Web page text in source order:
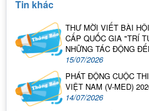
Tin khác
THƯ MỜI VIẾT BÀI
CẤP QUỐC GIA "TRÍ
NHỮNG TÁC ĐỘNG
15/07/2026
PHÁT ĐỘNG CUỘC
VIỆT NAM (V-MED)
14/07/2026